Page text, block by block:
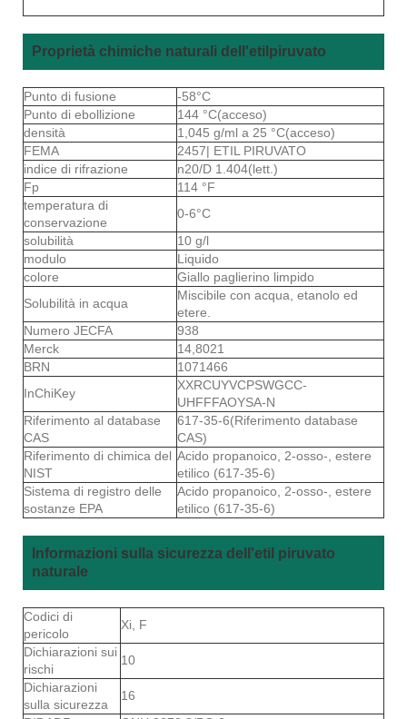
Proprietà chimiche naturali dell'etilpiruvato
Punto di fusione
-58°C
Punto di ebollizione
144 °C(acceso)
densità
1,045 g/ml a 25 °C(acceso)
FEMA
2457| ETIL PIRUVATO
indice di rifrazione
n20/D 1.404(lett.)
Fp
114 °F
temperatura di
conservazione
0-6°C
solubilità
10 g/l
modulo
Liquido
colore
Giallo paglierino limpido
Solubilità in acqua
Miscibile con acqua, etanolo ed
etere.
Numero JECFA
938
Merck
14,8021
BRN
1071466
InChiKey
XXRCUYVCPSWGCC-
UHFFFAOYSA-N
Riferimento al database
CAS
617-35-6(Riferimento database
CAS)
Riferimento di chimica del
NIST
Acido propanoico, 2-osso-, estere
etilico (617-35-6)
Sistema di registro delle
sostanze EPA
Acido propanoico, 2-osso-, estere
etilico (617-35-6)
Informazioni sulla sicurezza dell'etil piruvato
naturale
Codici di
pericolo
Xi, F
Dichiarazioni sui
rischi
10
Dichiarazioni
sulla sicurezza
16